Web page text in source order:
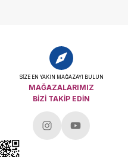
SİZE EN YAKIN MAĞAZAYI BULUN
MAĞAZALARIMIZ
BİZİ TAKİP EDİN